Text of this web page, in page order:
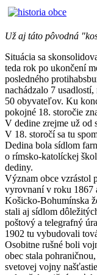
Už aj táto pôvodná
Situácia sa
teda rok po ukončení
posledného
nachádzalo 7
50 obyvateľov. Ku
pokojné 18. storočie
V dedine zrejme už od
V 18. storočí sa tu
Dedina bola sídlom
o rímsko-katolíckej
dediny.
Význam obce vzrástol
vyrovnaní v roku 1867
Košicko-Bohumínska
stali aj sídlom
poštový a telegrafný
1902 tu vybudovali
Osobitne rušné boli
obec stala
svetovej vojny